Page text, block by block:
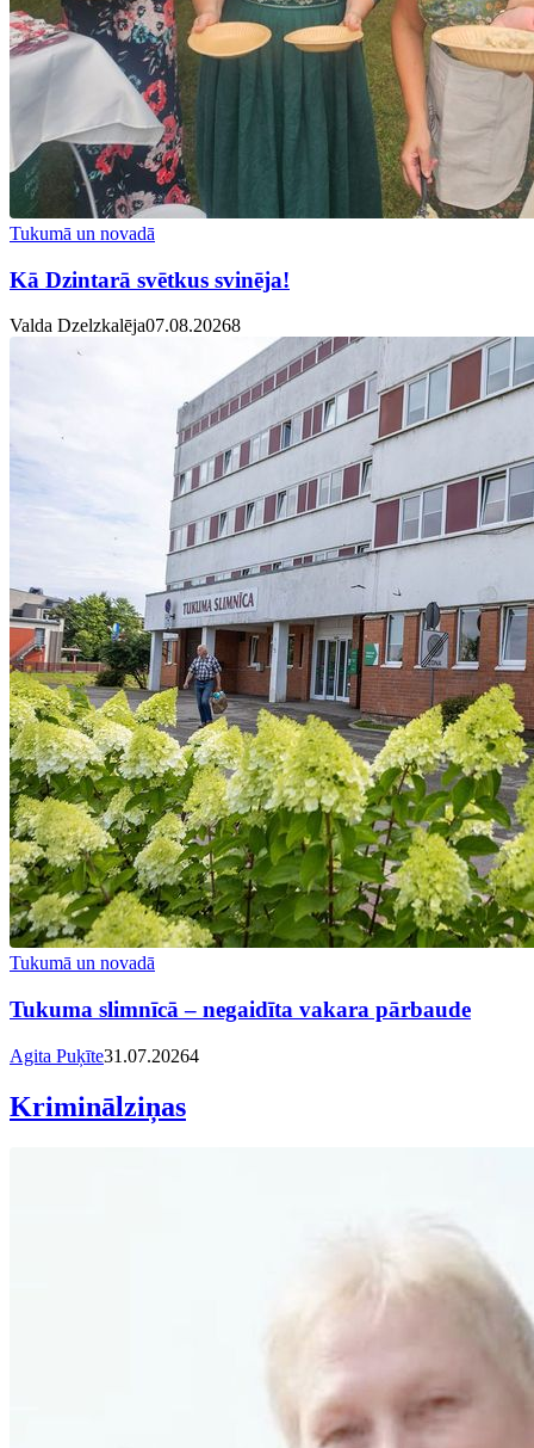
Tukumā un novadā
Kā Dzintarā svētkus svinēja!
Valda Dzelzkalēja07.08.20268
Tukumā un novadā
Tukuma slimnīcā – negaidīta vakara pārbaude
Agita Puķīte31.07.20264
Kriminālziņas